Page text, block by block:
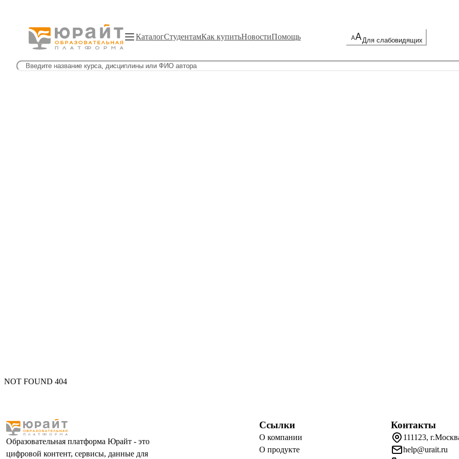
КаталогСтудентамКак купитьНовостиПомощь Для слабовидящих
NOT FOUND 404
Образовательная платформа Юрайт - это
цифровой контент, сервисы, данные для
Ссылки
О компании
О продукте
Контакты
111123,
help@urait.ru